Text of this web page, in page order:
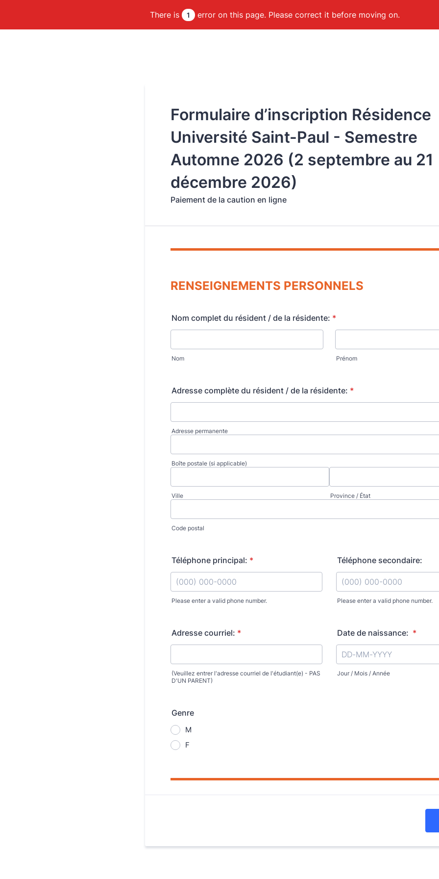
There is 1 error on this page. Please correct it before moving on.
Formulaire d’inscription Résidence
Université Saint-Paul - Semestre
Automne 2026 (2 septembre au 21
décembre 2026)
Paiement de la caution en ligne
RENSEIGNEMENTS PERSONNELS
Nom complet du résident / de la résidente: *
Nom Prénom
Adresse complète du résident / de la résidente: *
Adresse permanente
Boîte postale (si applicable)
Ville Province / État
Code postal
Téléphone principal: *
Please enter a valid phone number.
Téléphone secondaire:
Please enter a valid phone number.
Adresse courriel: *
(Veuillez entrer l'adresse courriel de l'étudiant(e) - PAS
D'UN PARENT)
Date de naissance: *
Jour / Mois / Année
Genre
M
F